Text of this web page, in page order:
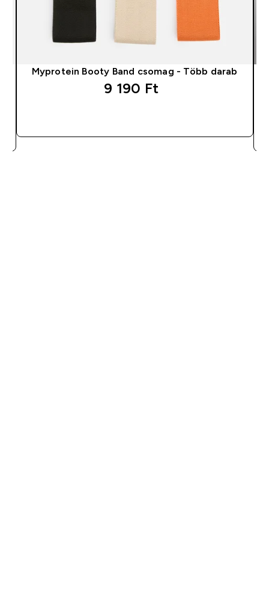
Myprotein Booty Band csomag - Több darab
9 190 Ft‎